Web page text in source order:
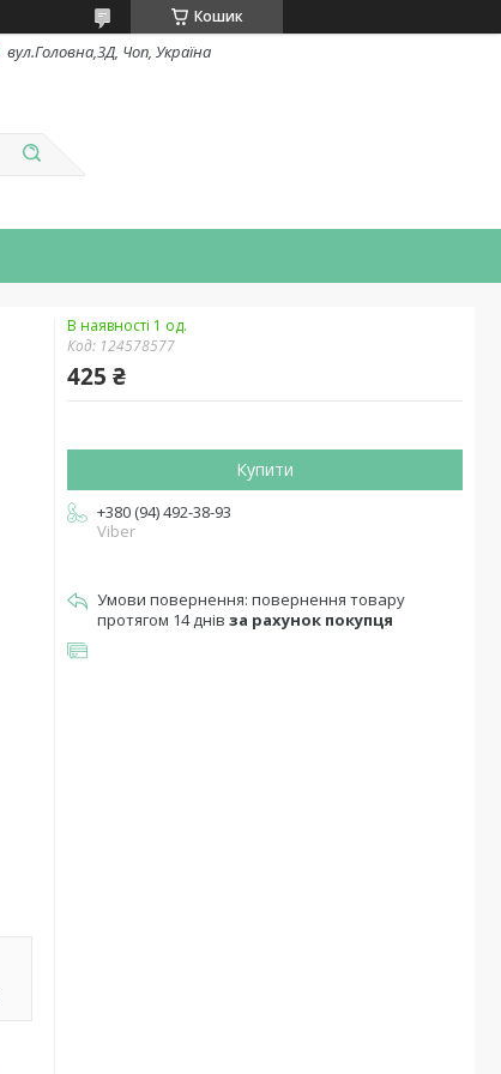
Кошик
вул.Головна,3Д, Чоп, Україна
В наявності 1 од.
Код: 124578577
425 ₴
Купити
+380 (94) 492-38-93
Viber
повернення товару
протягом 14 днів за рахунок покупця